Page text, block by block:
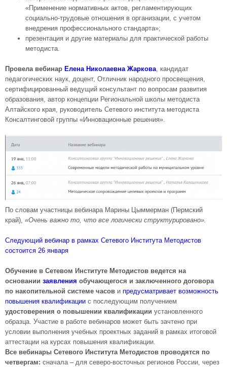
«Применение нормативных актов, регламентирующих
социально-трудовые отношения в организации, с учетом
внедрения профессионального стандарта»;
презентация и другие материалы для практической работы
методиста.
Провела вебинар Елена Николаевна Жаркова, кандидат
педагогических наук, доцент, Отличник народного просвещения,
сертифицированный ведущий консультант по вопросам развития
образования, автор концепции Региональной школы методиста
Алтайского края, руководитель Сетевого института методиста
Консалтинговой группы «Инновационные решения».
По словам участницы вебинара Марины Цыммерман (Пермский
край), «Очень важно то, что все логически структурировано».
Следующий вебинар в рамках Сетевого Института Методистов
состоится 26 января
Обучение в Сетевом Институте Методистов ведется на
основании заявления обучающегося и заключенного договора
по накопительной системе часов и предусматривает возможность
повышения квалификации с последующим получением
удостоверения о повышении квалификации установленного
образца. Участие в работе вебинаров может быть зачтено при
условии выполнения учебных проектных заданий в рамках итоговой
аттестации на курсах повышения квалификации.
Все вебинары Сетевого Института Методистов проводятся по
четвергам: сначала – для северо-восточных регионов России, через